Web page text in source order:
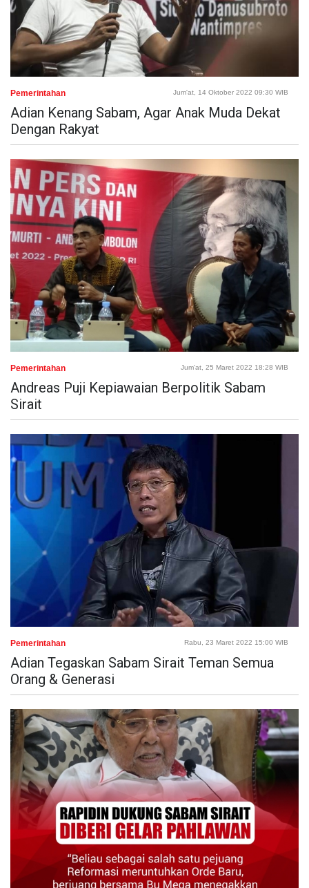
Pemerintahan Jum'at, 14 Oktober 2022 09:30 WIB
Adian Kenang Sabam, Agar Anak Muda Dekat
Dengan Rakyat
Pemerintahan Jum'at, 25 Maret 2022 18:28 WIB
Andreas Puji Kepiawaian Berpolitik Sabam
Sirait
Pemerintahan Rabu, 23 Maret 2022 15:00 WIB
Adian Tegaskan Sabam Sirait Teman Semua
Orang & Generasi